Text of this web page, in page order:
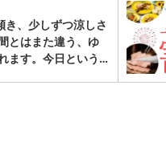
き、少しずつ涼しさ
とはまた違う、ゆ
ます。今日という…